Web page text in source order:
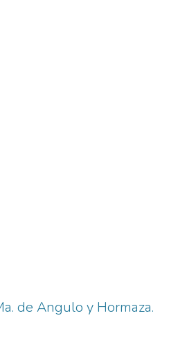
de Angulo y Hormaza.